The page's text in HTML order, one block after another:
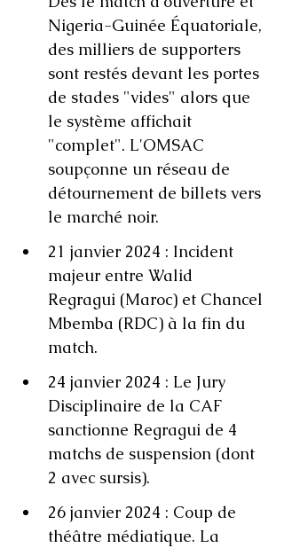
Nigeria-Guinée Équatoriale,
des milliers de supporters
sont restés devant les portes
de stades "vides" alors que
le système affichait
"complet". L'OMSAC
soupçonne un réseau de
détournement de billets vers
le marché noir.
21 janvier 2024 : Incident
majeur entre Walid
Regragui (Maroc) et Chancel
Mbemba (RDC) à la fin du
match.
24 janvier 2024 : Le Jury
Disciplinaire de la CAF
sanctionne Regragui de 4
matchs de suspension (dont
2 avec sursis).
26 janvier 2024 : Coup de
théâtre médiatique. La